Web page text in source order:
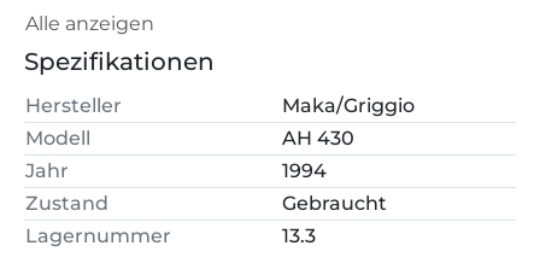
mm langen Abrichttisch, einem Centrofix-
Abrichtanschlag (neigbar) sowie einer 4-Messer-
Hobelwelle mit Wendemessern. Ein Satz
Ersatzmesser gehört ebenfalls zum
Lieferumfang.
Ideal geeignet für Schreinereien, Tischlereien und
Alle anzeigen
Spezifikationen
Hersteller
Maka/Griggio
Modell
AH 430
Jahr
1994
Zustand
Gebraucht
Lagernummer
13.3